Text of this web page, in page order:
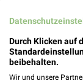
Imweekli
auch clevere
nachhaltig zu
Durch Klicken auf
beibehalten.
Wir und unsere